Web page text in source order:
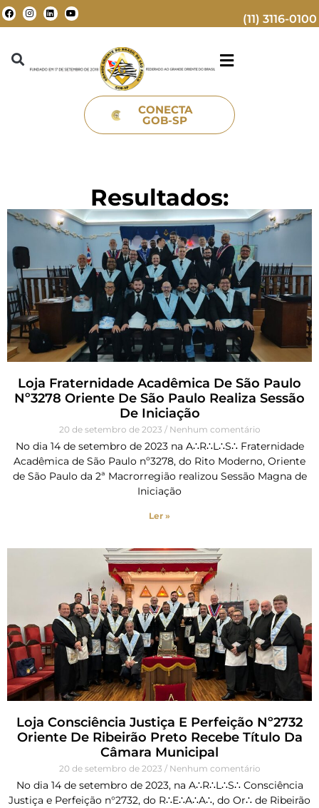
(11) 3116-0100
CONECTA
GOB-SP
Resultados:
Loja Fraternidade Acadêmica De São Paulo
Nº3278 Oriente De São Paulo Realiza Sessão
De Iniciação
20 de setembro de 2023 Nenhum comentário
No dia 14 de setembro de 2023 na A∴R∴L∴S∴ Fraternidade
Acadêmica de São Paulo nº3278, do Rito Moderno, Oriente
de São Paulo da 2ª Macrorregião realizou Sessão Magna de
Iniciação
Ler »
Loja Consciência Justiça E Perfeição Nº2732
Oriente De Ribeirão Preto Recebe Título Da
Câmara Municipal
20 de setembro de 2023 Nenhum comentário
No dia 14 de setembro de 2023, na A∴R∴L∴S∴ Consciência
Justiça e Perfeição n°2732, do R∴E∴A∴A∴, do Or∴ de Ribeirão